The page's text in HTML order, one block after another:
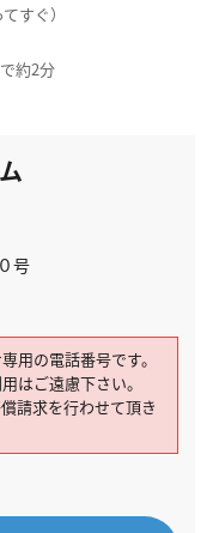
すぐ）
約2分
号
用の電話番号です。
はご遠慮下さい。
請求を行わせて頂き